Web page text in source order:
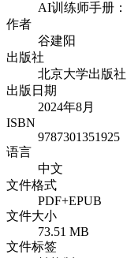
AI训练师手册
作者
谷建阳
出版社
北京大学出版社
出版日期
2024年8月
ISBN
9787301351925
语言
中文
文件格式
PDF+EPUB
文件大小
73.51 MB
文件标签